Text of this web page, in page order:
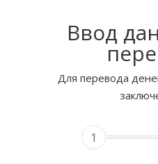
Ввод
Для перевода
1